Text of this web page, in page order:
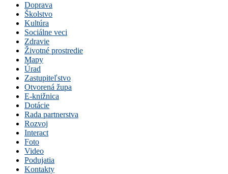
Doprava
Školstvo
Kultúra
Sociálne veci
Zdravie
Životné prostredie
Mapy
Úrad
Zastupiteľstvo
Otvorená župa
E-knižnica
Dotácie
Rada partnerstva
Rozvoj
Interact
Foto
Video
Podujatia
Kontakty